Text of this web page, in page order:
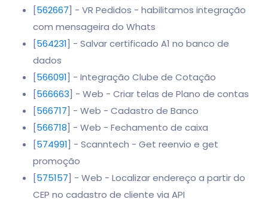
[562667] - VR Pedidos - habilitamos integração
com mensageira do Whats
[564231] - Salvar certificado A1 no banco de
dados
[566091] - Integração Clube de Cotação
[566663] - Web - Criar telas de Plano de contas
[566717] - Web - Cadastro de Banco
[566718] - Web - Fechamento de caixa
[574991] - Scanntech - Get reenvio e get
promoção
[575157] - Web - Localizar endereço a partir do
CEP no cadastro de cliente via API